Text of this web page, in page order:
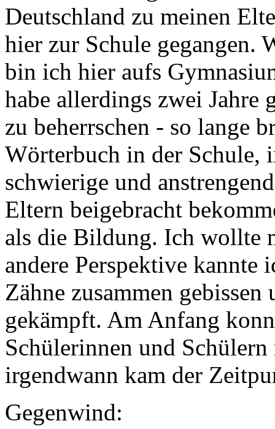
Deutschland zu meinen
hier zur Schule gegangen.
bin ich hier aufs
habe allerdings zwei
zu beherrschen - so lange
Wörterbuch in der Schule,
schwierige und
Eltern beigebracht
als die Bildung. Ich wollte
andere Perspektive kannte
Zähne zusammen
gekämpft. Am Anfang
Schülerinnen und
irgendwann kam der
Gegenwind: